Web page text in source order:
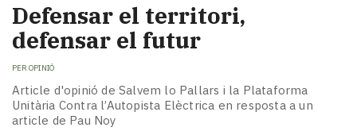
A
escena!
Dis
la
teva!
Subscriptors
La
Defensar el territori,
defensar el futur
PER OPINIÓ
Article d'opinió de Salvem lo Pallars i la Plataforma
Unitària Contra l’Autopista Elèctrica en resposta a un
article de Pau Noy